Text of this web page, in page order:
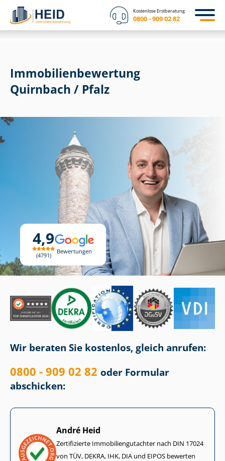
Kostenlose Erstberatung
0800 - 909 02 82
4,9
4791
Bewertungen
Immobilien­bewertung
Quirnbach / Pfalz
Wir beraten Sie kostenlos, gleich anrufen:
0800 - 909 02 82 oder Formular
abschicken:
André Heid
Zertifizierte Im­mo­bi­li­en­gut­ach­ter nach DIN 17024
von TÜV, DEKRA, IHK, DIA und EIPOS bewerten